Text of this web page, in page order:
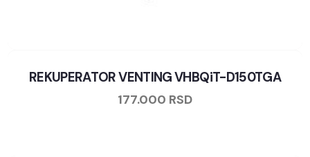
REKUPERATOR VENTING VHBQiT-D150TGA
177.000 RSD